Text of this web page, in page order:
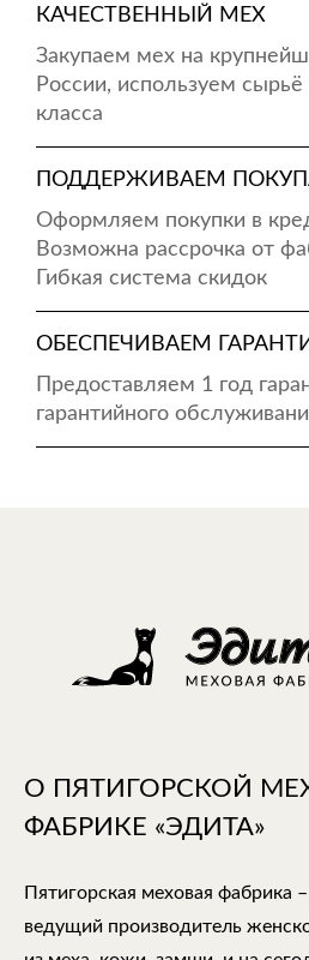
КАЧЕСТВЕННЫЙ МЕХ
Закупаем мех на
России, используем
класса
ПОДДЕРЖИВАЕМ
Оформляем покупки в
Возможна рассрочка от
Гибкая система скидок
ОБЕСПЕЧИВАЕМ
Предоставляем 1 год
гарантийного
О ПЯТИГОРСКОЙ
ФАБРИКЕ «ЭДИТА»
Пятигорская меховая фабрика
ведущий производитель